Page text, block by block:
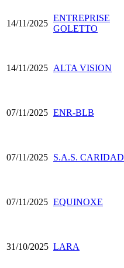
14/11/2025
ENTREPRISE
GOLETTO
14/11/2025 ALTA VISION
07/11/2025 ENR-BLB
07/11/2025 S.A.S. CARIDAD
07/11/2025 EQUINOXE
31/10/2025 LARA